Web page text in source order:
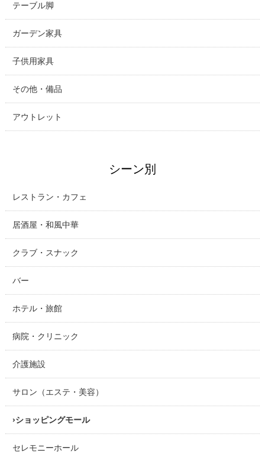
テーブル脚
ガーデン家具
子供用家具
その他・備品
アウトレット
シーン別
レストラン・カフェ
居酒屋・和風中華
クラブ・スナック
バー
ホテル・旅館
病院・クリニック
介護施設
サロン（エステ・美容）
ショッピングモール
セレモニーホール